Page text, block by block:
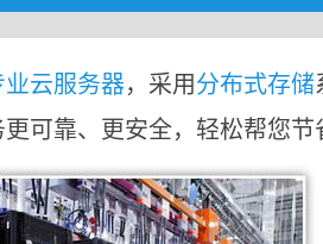
业云服务器，采用分布式存储
可靠、更安全，轻松帮您节